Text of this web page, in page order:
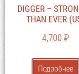
DIGGER –
THAN EVER
4,700₽
Подробнее